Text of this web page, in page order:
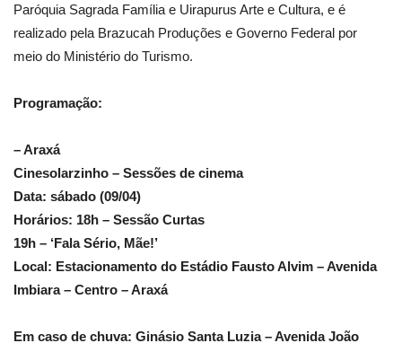
Paróquia Sagrada Família e Uirapurus Arte e Cultura, e é
realizado pela Brazucah Produções e Governo Federal por
meio do Ministério do Turismo.
Programação:
– Araxá
Cinesolarzinho – Sessões de cinema
Data: sábado (09/04)
Horários: 18h – Sessão Curtas
19h – ‘Fala Sério, Mãe!’
Local: Estacionamento do Estádio Fausto Alvim – Avenida
Imbiara – Centro – Araxá
Em caso de chuva: Ginásio Santa Luzia – Avenida João